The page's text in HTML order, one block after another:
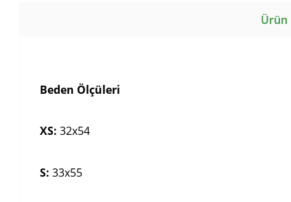
Ürün
Beden Ölçüleri
XS: 32x54
S: 33x55